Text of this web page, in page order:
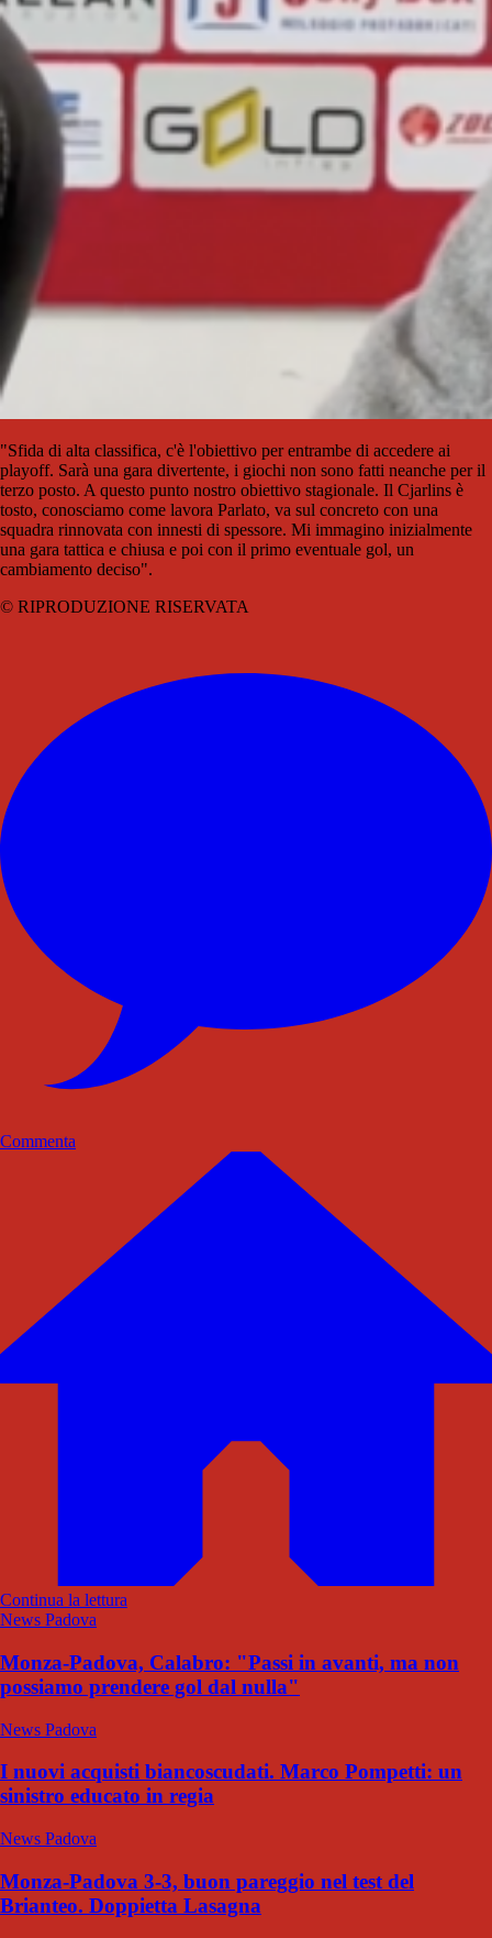
"Sfida di alta classifica, c'è l'obiettivo per entrambe di accedere ai
playoff. Sarà una gara divertente, i giochi non sono fatti neanche per il
terzo posto. A questo punto nostro obiettivo stagionale. Il Cjarlins è
tosto, conosciamo come lavora Parlato, va sul concreto con una
squadra rinnovata con innesti di spessore. Mi immagino inizialmente
una gara tattica e chiusa e poi con il primo eventuale gol, un
cambiamento deciso".
© RIPRODUZIONE RISERVATA
Commenta
Continua la lettura
News Padova
Monza-Padova, Calabro: "Passi in avanti, ma non
possiamo prendere gol dal nulla"
News Padova
I nuovi acquisti biancoscudati. Marco Pompetti: un
sinistro educato in regia
News Padova
Monza-Padova 3-3, buon pareggio nel test del
Brianteo. Doppietta Lasagna